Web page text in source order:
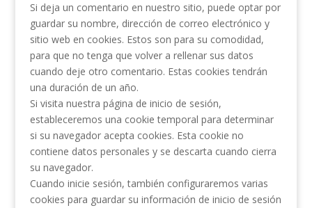
Si deja un comentario en nuestro sitio, puede optar por
guardar su nombre, dirección de correo electrónico y
sitio web en cookies. Estos son para su comodidad,
para que no tenga que volver a rellenar sus datos
cuando deje otro comentario. Estas cookies tendrán
una duración de un año.
Si visita nuestra página de inicio de sesión,
estableceremos una cookie temporal para determinar
si su navegador acepta cookies. Esta cookie no
contiene datos personales y se descarta cuando cierra
su navegador.
Cuando inicie sesión, también configuraremos varias
cookies para guardar su información de inicio de sesión